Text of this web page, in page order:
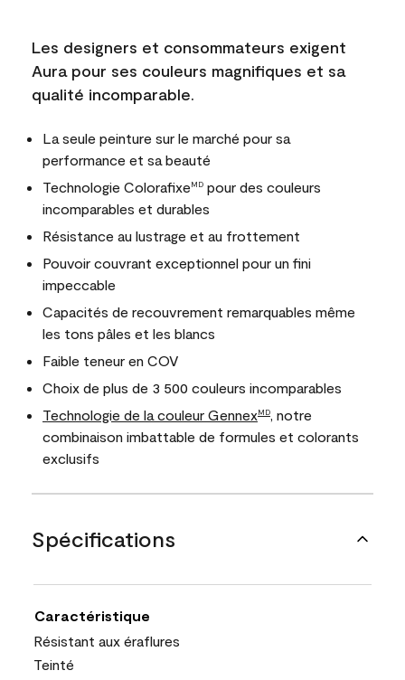
Les designers et consommateurs exigent
Aura pour ses couleurs magnifiques et sa
qualité incomparable.
La seule peinture sur le marché pour sa
performance et sa beauté
Technologie Colorafixe MD pour des couleurs
incomparables et durables
Résistance au lustrage et au frottement
Pouvoir couvrant exceptionnel pour un fini
impeccable
Capacités de recouvrement remarquables même
les tons pâles et les blancs
Faible teneur en COV
Choix de plus de 3 500 couleurs incomparables
Technologie de la couleur GennexMD
, notre
combinaison imbattable de formules et colorants
exclusifs
Spécifications
Caractéristique
Résistant aux éraflures
Teinté